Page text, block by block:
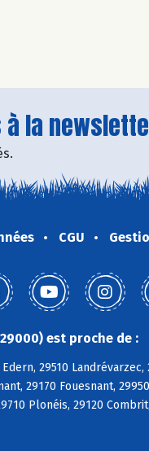
la
CGU
est proche de :
29510
29170 Fouesnant,
Plonéis, 29120